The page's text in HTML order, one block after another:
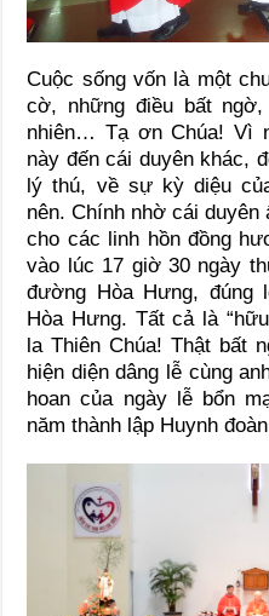
Cuộc sống vốn là một
cờ, những điều bất ngờ,
nhiên… Tạ ơn Chúa! Vì
này đến cái duyên khác,
lý thú, về sự kỳ diệu
nên. Chính nhờ cái duyên
cho các linh hồn đồng
vào lúc 17 giờ 30 ngày
đường Hòa Hưng, đúng
Hòa Hưng. Tất cả là
la Thiên Chúa! Thật bất
hiện diện dâng lễ cùng
hoan của ngày lễ bổn
năm thành lập Huynh